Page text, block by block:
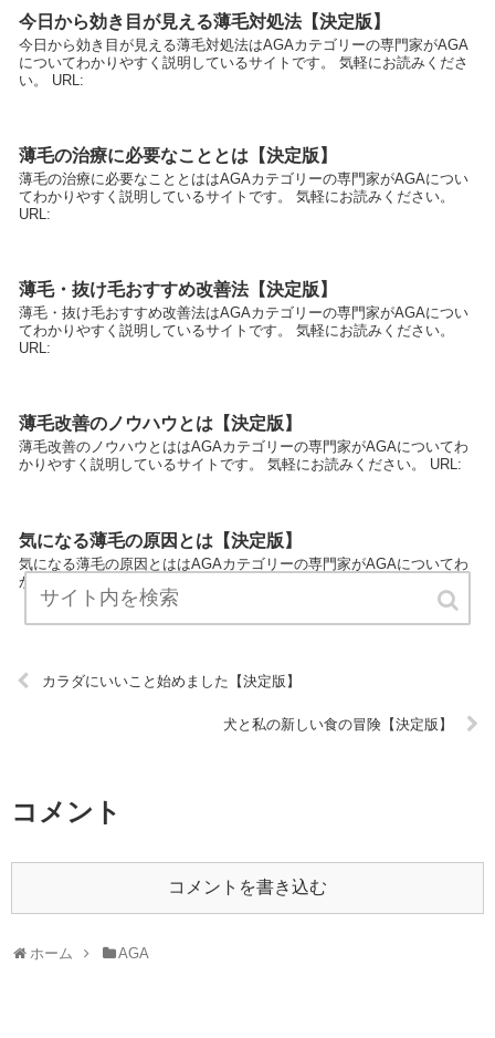
今日から効き目が見える薄毛対処法【決定版】
今日から効き目が見える薄毛対処法はAGAカテゴリーの専門家がAGA
についてわかりやすく説明しているサイトです。 気軽にお読みくださ
い。 URL:
薄毛の治療に必要なこととは【決定版】
薄毛の治療に必要なこととははAGAカテゴリーの専門家がAGAについ
てわかりやすく説明しているサイトです。 気軽にお読みください。
URL:
薄毛・抜け毛おすすめ改善法【決定版】
薄毛・抜け毛おすすめ改善法はAGAカテゴリーの専門家がAGAについ
てわかりやすく説明しているサイトです。 気軽にお読みください。
URL:
薄毛改善のノウハウとは【決定版】
薄毛改善のノウハウとははAGAカテゴリーの専門家がAGAについてわ
かりやすく説明しているサイトです。 気軽にお読みください。 URL:
気になる薄毛の原因とは【決定版】
気になる薄毛の原因とははAGAカテゴリーの専門家がAGAについてわ
かりやすく説明しているサイトです。 気軽にお読みください。 URL:
カラダにいいこと始めました【決定版】
犬と私の新しい食の冒険【決定版】
コメント
コメントを書き込む
ホーム AGA